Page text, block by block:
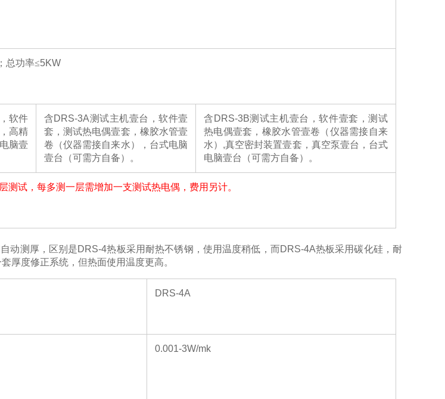
；总功率≤5KW
软件
高精
脑壹
含DRS-3A测试主机壹台，软件壹
套，测试热电偶壹套，橡胶水管壹
卷（仪器需接自来水），台式电脑
壹台（可需方自备）。
含DRS-3B测试主机壹台，软件壹套，测试
热电偶壹套，橡胶水管壹卷（仪器需接自来
水）,真空密封装置壹套，真空泵壹台，台式
电脑壹台（可需方自备）。
测试，每多测一层需增加一支测试热电偶，费用另计。
动测厚，区别是DRS-4热板采用耐热不锈钢，使用温度稍低，而DRS-4A热板采用碳化硅，耐
厚度修正系统，但热面使用温度更高。
DRS-4A
0.001-3W/mk